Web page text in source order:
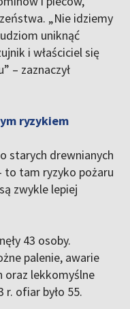
„Nie idziemy
uniknąć
i właściciel się
– zaznaczył
ryzykiem
starych drewnianych
to tam ryzyko pożaru
zwykle lepiej
43 osoby.
palenie, awarie
oraz lekkomyślne
r. ofiar było 55.